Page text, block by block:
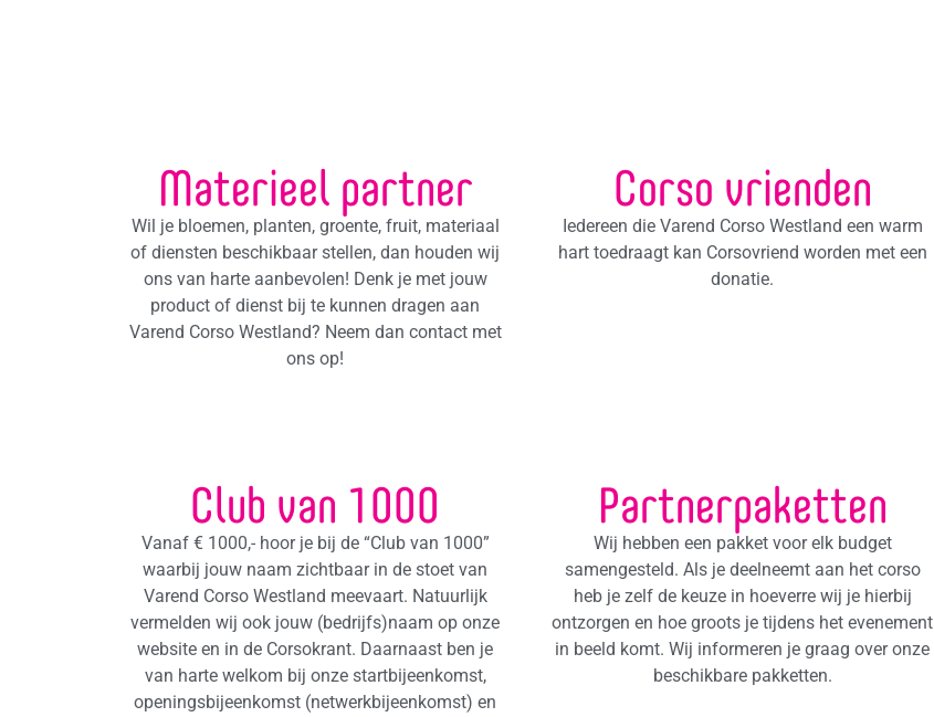
Materieel partner
Wil je bloemen, planten, groente, fruit, materiaal
of diensten beschikbaar stellen, dan houden wij
ons van harte aanbevolen! Denk je met jouw
product of dienst bij te kunnen dragen aan
Varend Corso Westland? Neem dan contact met
ons op!
Corso vrienden
Iedereen die Varend Corso Westland een warm
hart toedraagt kan Corsovriend worden met een
donatie.
Club van 1000
Vanaf € 1000,- hoor je bij de “Club van 1000”
waarbij jouw naam zichtbaar in de stoet van
Varend Corso Westland meevaart. Natuurlijk
vermelden wij ook jouw (bedrijfs)naam op onze
website en in de Corsokrant. Daarnaast ben je
van harte welkom bij onze startbijeenkomst,
openingsbijeenkomst (netwerkbijeenkomst) en
Partnerpaketten
Wij hebben een pakket voor elk budget
samengesteld. Als je deelneemt aan het corso
heb je zelf de keuze in hoeverre wij je hierbij
ontzorgen en hoe groots je tijdens het evenement
in beeld komt. Wij informeren je graag over onze
beschikbare pakketten.